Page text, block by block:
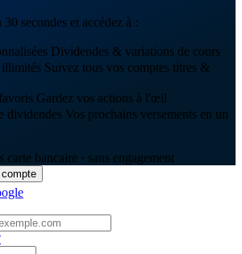
secondes et accédez à :
Dividendes & variations de cours
illimités Suivez tous vos comptes titres &
Gardez vos actions à l'œil
dividendes Vos prochains versements en un
carte bancaire · sans engagement